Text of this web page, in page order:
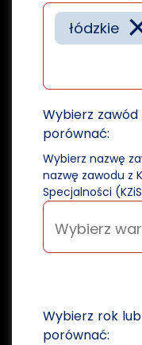
łódzkie
Wybierz
porównać:
Wybierz nazwę
nazwę zawodu z
Specjalności
Wybierz rok
porównać: